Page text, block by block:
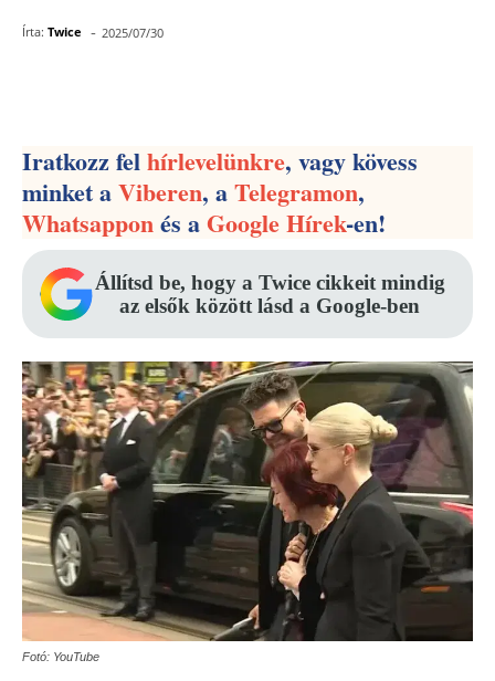
Írta: Twice - 2025/07/30
Iratkozz felhírlevelünkre, vagy kövess
minket aViberen, aTelegramon,
Whatsapponés aGoogle Hírek-en!
Állítsd be, hogy a Twice cikkeit mindig
az elsők között lásd a Google-ben
Fotó: YouTube